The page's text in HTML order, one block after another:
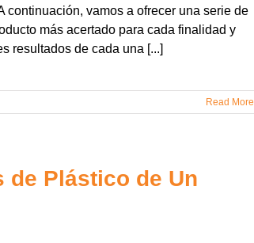
continuación, vamos a ofrecer una serie de
más acertado para cada finalidad y
resultados de cada una [...]
Read More
de Plástico de Un